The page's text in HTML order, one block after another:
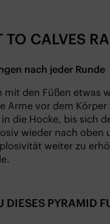
TO CALVES
nach jeder Runde
mit den Füßen etwas
Arme vor dem Körper
die Hocke, bis sich
wieder nach
weiter zu
DIESES PYRAMID